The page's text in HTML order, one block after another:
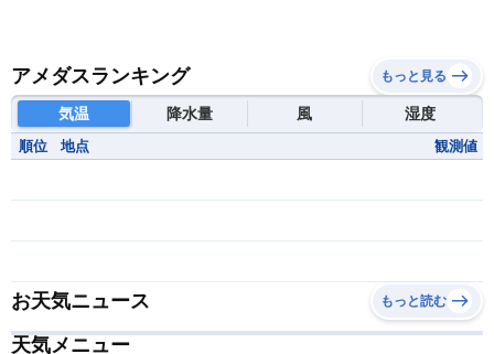
アメダスランキング もっと見る
気温 降水量 風 湿度
順位 地点 観測値
お天気ニュース もっと読む
天気メニュー